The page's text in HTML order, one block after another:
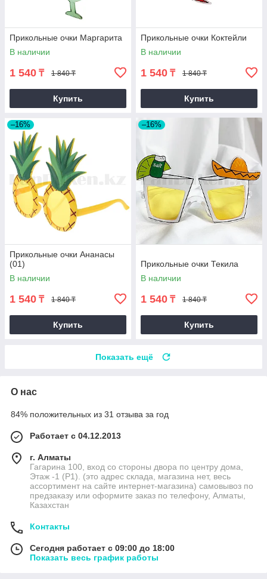
Прикольные очки Маргарита
В наличии
1 540 ₸ 1 840 ₸
Купить
Прикольные очки Коктейли
В наличии
1 540 ₸ 1 840 ₸
Купить
–16%
Прикольные очки Ананасы
(01)
В наличии
1 540 ₸ 1 840 ₸
Купить
–16%
Прикольные очки Текила
В наличии
1 540 ₸ 1 840 ₸
Купить
Показать ещё
О нас
84% положительных из 31 отзыва за год
Работает с 04.12.2013
г. Алматы
Гагарина 100, вход со стороны двора по центру дома,
Этаж -1 (P1). (это адрес склада, магазина нет, весь
ассортимент на сайте интернет-магазина) самовывоз по
предзаказу или оформите заказ по телефону, Алматы,
Казахстан
Контакты
Сегодня работает с 09:00 до 18:00
Показать весь график работы